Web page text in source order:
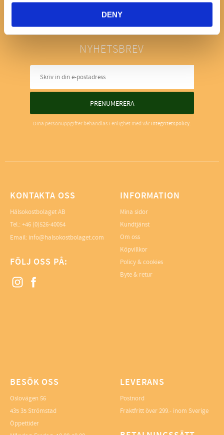
DENY
NYHETSBREV
PRENUMERERA
Dina personuppgifter behandlas i enlighet med vår integritetspolicy.
KONTAKTA OSS
Hälsokostbolaget AB
Tel.: +46 (0)526-40054
Email: info@halsokostbolaget.com
FÖLJ OSS PÅ:
INFORMATION
Mina sidor
Kundtjänst
Om oss
Köpvillkor
Policy & cookies
Byte & retur
BESÖK OSS
Oslovägen 56
435 35 Strömstad
Öppettider
LEVERANS
Postnord
Fraktfritt över 299.- inom Sverige